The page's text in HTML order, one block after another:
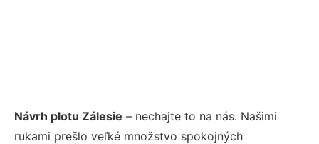
Návrh plotu Zálesie – nechajte to na nás. Našimi
rukami prešlo veľké množstvo spokojných